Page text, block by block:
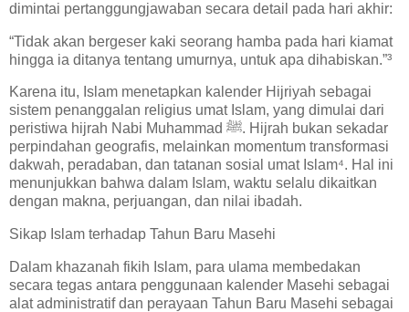
dimintai pertanggungjawaban secara detail pada hari akhir:
“Tidak akan bergeser kaki seorang hamba pada hari kiamat
hingga ia ditanya tentang umurnya, untuk apa dihabiskan.”³
Karena itu, Islam menetapkan kalender Hijriyah sebagai
sistem penanggalan religius umat Islam, yang dimulai dari
peristiwa hijrah Nabi Muhammad ﷺ. Hijrah bukan sekadar
perpindahan geografis, melainkan momentum transformasi
dakwah, peradaban, dan tatanan sosial umat Islam⁴. Hal ini
menunjukkan bahwa dalam Islam, waktu selalu dikaitkan
dengan makna, perjuangan, dan nilai ibadah.
Sikap Islam terhadap Tahun Baru Masehi
Dalam khazanah fikih Islam, para ulama membedakan
secara tegas antara penggunaan kalender Masehi sebagai
alat administratif dan perayaan Tahun Baru Masehi sebagai